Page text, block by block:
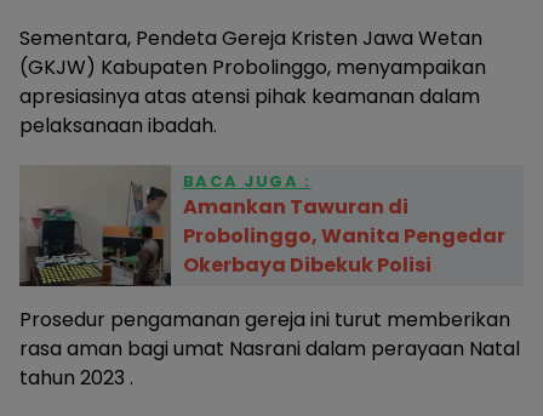
Sementara, Pendeta Gereja Kristen Jawa Wetan
(GKJW) Kabupaten Probolinggo, menyampaikan
apresiasinya atas atensi pihak keamanan dalam
pelaksanaan ibadah.
BACA JUGA :
Amankan Tawuran di
Probolinggo, Wanita Pengedar
Okerbaya Dibekuk Polisi
Prosedur pengamanan gereja ini turut memberikan
rasa aman bagi umat Nasrani dalam perayaan Natal
tahun 2023 .